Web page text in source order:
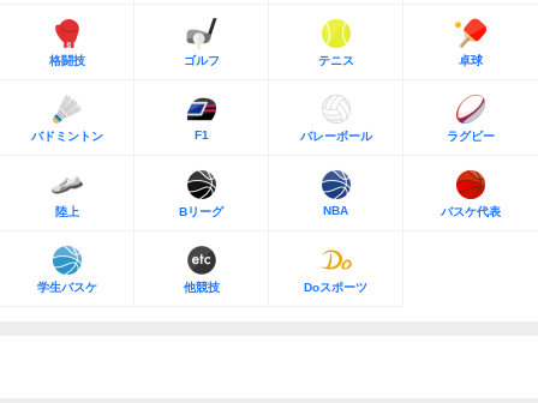
格闘技 ゴルフ テニス 卓球
バドミントン F1 バレーボール ラグビー
陸上 Bリーグ NBA バスケ代表
学生バスケ 他競技 Doスポーツ